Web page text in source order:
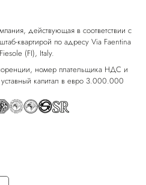
действующая в соответствии с
квартирой по адресу Via Faentina
(FI), Italy.
номер плательщика НДС и
капитал в евро 3.000.000